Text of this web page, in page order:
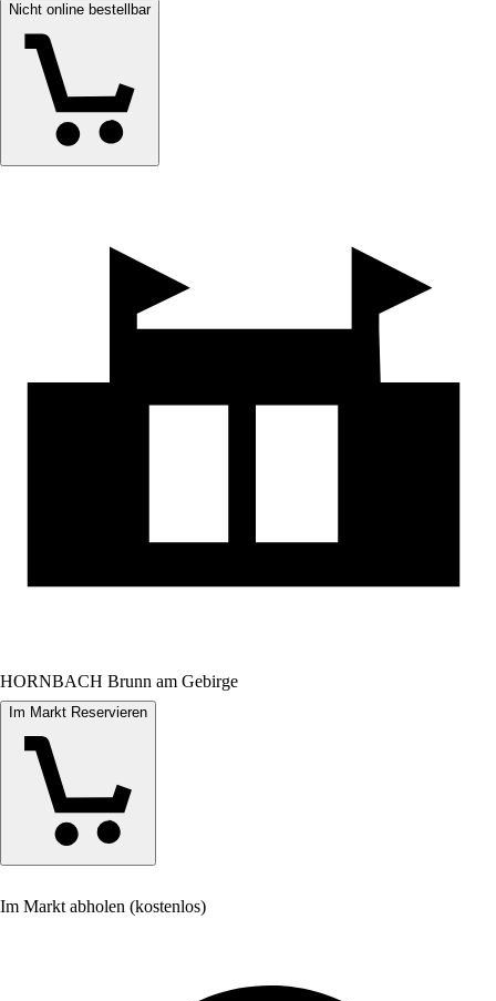
Nicht online bestellbar
HORNBACH Brunn am Gebirge
Im Markt Reservieren
Im Markt abholen (kostenlos)